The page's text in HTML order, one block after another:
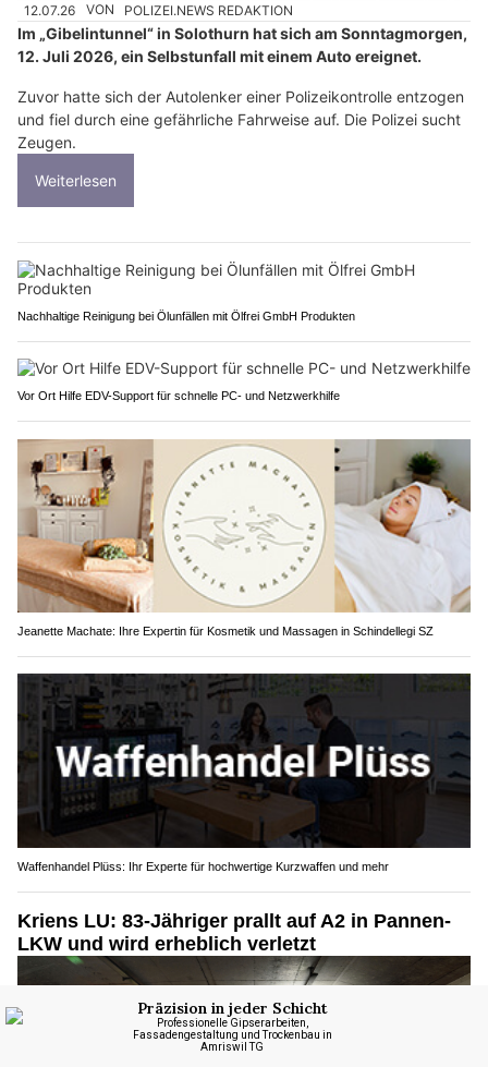
12.07.26 VON POLIZEI.NEWS REDAKTION
Im „Gibelintunnel“ in Solothurn hat sich am Sonntagmorgen,
12. Juli 2026, ein Selbstunfall mit einem Auto ereignet.
Zuvor hatte sich der Autolenker einer Polizeikontrolle entzogen
und fiel durch eine gefährliche Fahrweise auf. Die Polizei sucht
Zeugen.
Weiterlesen
Nachhaltige Reinigung bei Ölunfällen mit Ölfrei GmbH Produkten
Vor Ort Hilfe EDV-Support für schnelle PC- und Netzwerkhilfe
Jeanette Machate: Ihre Expertin für Kosmetik und Massagen in Schindellegi SZ
Waffenhandel Plüss: Ihr Experte für hochwertige Kurzwaffen und mehr
Kriens LU: 83-Jähriger prallt auf A2 in Pannen-
LKW und wird erheblich verletzt